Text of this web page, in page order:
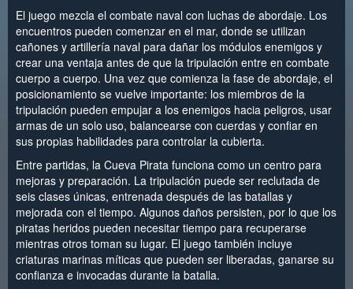
El juego mezcla el combate naval con luchas de abordaje. Los
encuentros pueden comenzar en el mar, donde se utilizan
cañones y artillería naval para dañar los módulos enemigos y
crear una ventaja antes de que la tripulación entre en combate
cuerpo a cuerpo. Una vez que comienza la fase de abordaje, el
posicionamiento se vuelve importante: los miembros de la
tripulación pueden empujar a los enemigos hacia peligros, usar
armas de un solo uso, balancearse con cuerdas y confiar en
sus propias habilidades para controlar la cubierta.
Entre partidas, la Cueva Pirata funciona como un centro para
mejoras y preparación. La tripulación puede ser reclutada de
seis clases únicas, entrenada después de las batallas y
mejorada con el tiempo. Algunos daños persisten, por lo que los
piratas heridos pueden necesitar tiempo para recuperarse
mientras otros toman su lugar. El juego también incluye
criaturas marinas míticas que pueden ser liberadas, ganarse su
confianza e invocadas durante la batalla.